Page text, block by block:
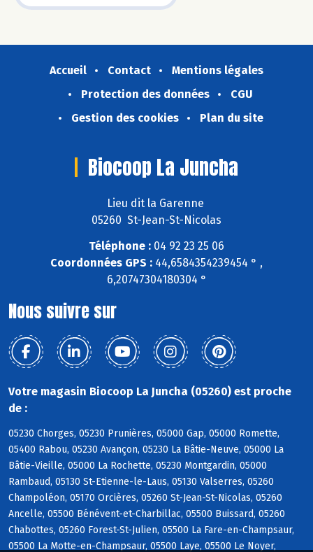
Accueil Contact
Mentions légales
Protection des données
CGU
Gestion des cookies
Plan du site
Biocoop La Juncha
Lieu dit la Garenne
05260 St-Jean-St-Nicolas
Téléphone : 04 92 23 25 06
Coordonnées GPS : 44,6584354239454 ° ,
6,20747304180304 °
Nous suivre sur
Votre magasin Biocoop La Juncha (05260) est proche
de :
05230 Chorges, 05230 Prunières, 05000 Gap, 05000 Romette,
05400 Rabou, 05230 Avançon, 05230 La Bâtie-Neuve, 05000 La
Bâtie-Vieille, 05000 La Rochette, 05230 Montgardin, 05000
Rambaud, 05130 St-Etienne-le-Laus, 05130 Valserres, 05260
Champoléon, 05170 Orcières, 05260 St-Jean-St-Nicolas, 05260
Ancelle, 05500 Bénévent-et-Charbillac, 05500 Buissard, 05260
Chabottes, 05260 Forest-St-Julien, 05500 La Fare-en-Champsaur,
05500 La Motte-en-Champsaur, 05500 Laye, 05500 Le Noyer,